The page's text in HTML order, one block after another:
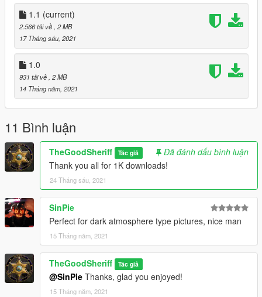
1.1 (current)
2.566 tải về , 2 MB
17 Tháng sáu, 2021
1.0
931 tải về , 2 MB
14 Tháng năm, 2021
11 Bình luận
TheGoodSheriff Tác giả
Đã đánh dấu bình luận
Thank you all for 1K downloads!
24 Tháng sáu, 2021
SinPie
Perfect for dark atmosphere type pictures, nice man
15 Tháng năm, 2021
TheGoodSheriff Tác giả
@SinPie Thanks, glad you enjoyed!
15 Tháng năm, 2021